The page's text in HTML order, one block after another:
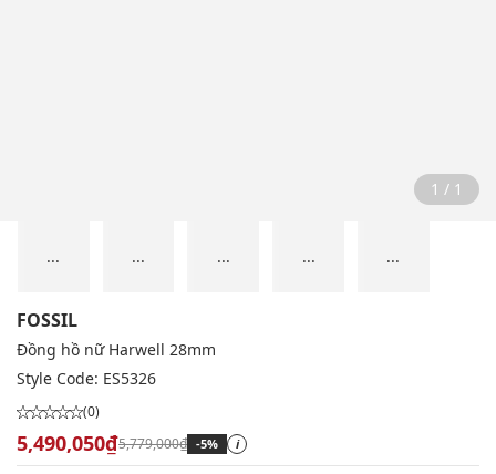
1 / 1
... ... ... ... ...
FOSSIL
Đồng hồ nữ Harwell 28mm
Style Code: ES5326
(0)
5,490,050₫5,779,000₫ -5% i